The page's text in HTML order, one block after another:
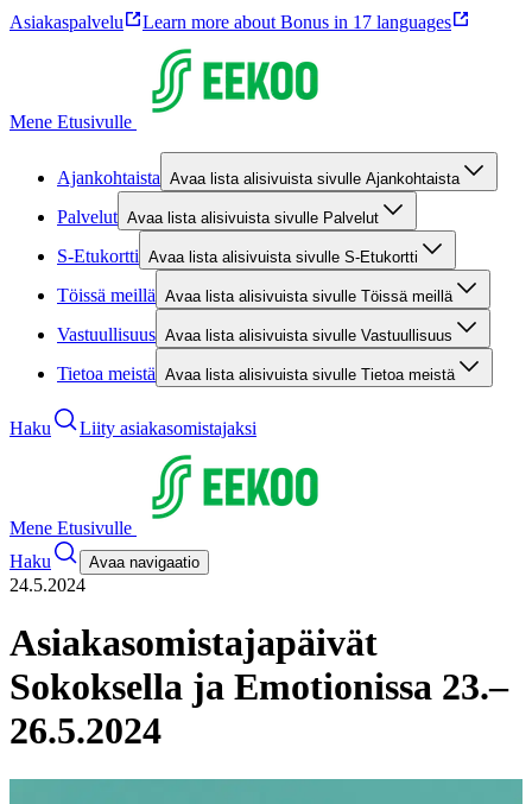
Asiakaspalvelu Learn more about Bonus in 17 languages
Mene Etusivulle
Ajankohtaista Avaa lista alisivuista sivulle Ajankohtaista
Palvelut Avaa lista alisivuista sivulle Palvelut
S-Etukortti Avaa lista alisivuista sivulle S-Etukortti
Töissä meillä Avaa lista alisivuista sivulle Töissä meillä
Vastuullisuus Avaa lista alisivuista sivulle Vastuullisuus
Tietoa meistä Avaa lista alisivuista sivulle Tietoa meistä
Haku Liity asiakasomistajaksi
Mene Etusivulle
Haku
Avaa navigaatio
24.5.2024
Asiakasomistajapäivät
Sokoksella ja Emotionissa 23.–
26.5.2024